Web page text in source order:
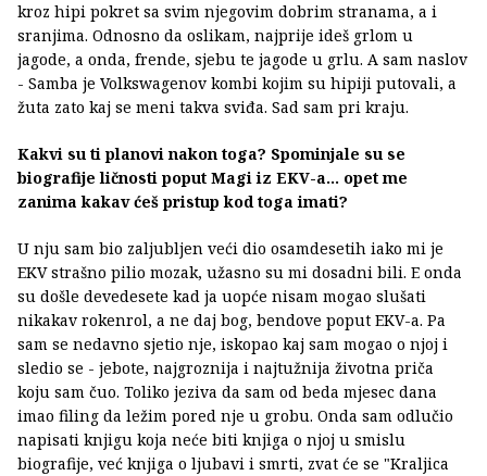
kroz hipi pokret sa svim njegovim dobrim stranama, a i
sranjima. Odnosno da oslikam, najprije ideš grlom u
jagode, a onda, frende, sjebu te jagode u grlu. A sam naslov
- Samba je Volkswagenov kombi kojim su hipiji putovali, a
žuta zato kaj se meni takva sviđa. Sad sam pri kraju.
Kakvi su ti planovi nakon toga? Spominjale su se
biografije ličnosti poput Magi iz EKV-a... opet me
zanima kakav ćeš pristup kod toga imati?
U nju sam bio zaljubljen veći dio osamdesetih iako mi je
EKV strašno pilio mozak, užasno su mi dosadni bili. E onda
su došle devedesete kad ja uopće nisam mogao slušati
nikakav rokenrol, a ne daj bog, bendove poput EKV-a. Pa
sam se nedavno sjetio nje, iskopao kaj sam mogao o njoj i
sledio se - jebote, najgroznija i najtužnija životna priča
koju sam čuo. Toliko jeziva da sam od beda mjesec dana
imao filing da ležim pored nje u grobu. Onda sam odlučio
napisati knjigu koja neće biti knjiga o njoj u smislu
biografije, već knjiga o ljubavi i smrti, zvat će se "Kraljica